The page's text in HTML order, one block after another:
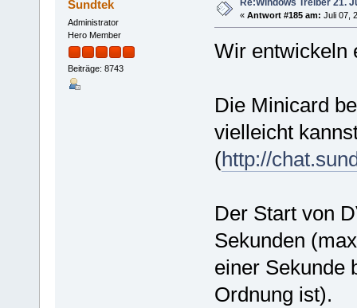
Sundtek
Administrator
Hero Member
Beiträge: 8743
« Antwort #185 am: Juli 07,
Wir entwickeln
Die Minicard
vielleicht
(http://
Der Start von
Sekunden
einer Sekunde
Ordnung ist).